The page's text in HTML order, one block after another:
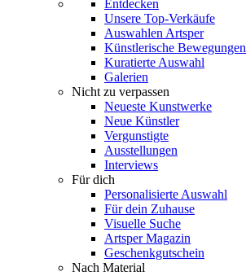
Entdecken
Unsere Top-Verkäufe
Auswahlen Artsper
Künstlerische Bewegungen
Kuratierte Auswahl
Galerien
Nicht zu verpassen
Neueste Kunstwerke
Neue Künstler
Vergunstigte
Ausstellungen
Interviews
Für dich
Personalisierte Auswahl
Für dein Zuhause
Visuelle Suche
Artsper Magazin
Geschenkgutschein
Nach Material